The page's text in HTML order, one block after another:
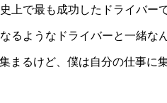
上で最も成功したドライバー
なるようなドライバーと一緒
まるけど、僕は自分の仕事に